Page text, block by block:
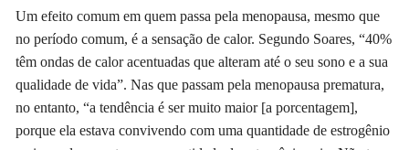
Um efeito comum em quem passa pela menopausa, mesmo que
no período comum, é a sensação de calor. Segundo Soares, “40%
têm ondas de calor acentuadas que alteram até o seu sono e a sua
qualidade de vida”. Nas que passam pela menopausa prematura,
no entanto, “a tendência é ser muito maior [a porcentagem],
porque ela estava convivendo com uma quantidade de estrogênio